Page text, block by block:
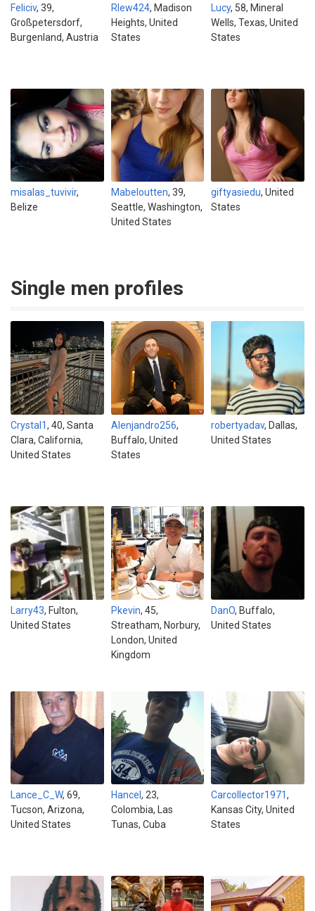
Feliciv, 39,
Großpetersdorf,
Burgenland, Austria
Rlew424, Madison
Heights, United
States
Lucy, 58, Mineral
Wells, Texas, United
States
misalas_tuvivir,
Belize
Mabeloutten, 39,
Seattle, Washington,
United States
giftyasiedu, United
States
Single men profiles
Crystal1, 40, Santa
Clara, California,
United States
Alenjandro256,
Buffalo, United
States
robertyadav, Dallas,
United States
Larry43, Fulton,
United States
Pkevin, 45,
Streatham, Norbury,
London, United
Kingdom
DanO, Buffalo,
United States
Lance_C_W, 69,
Tucson, Arizona,
United States
Hancel , 23,
Colombia, Las
Tunas, Cuba
Carcollector1971,
Kansas City, United
States